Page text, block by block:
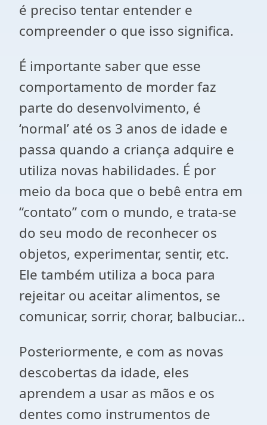
é preciso tentar entender e
compreender o que isso significa.
É importante saber que esse
comportamento de morder faz
parte do desenvolvimento, é
‘normal’ até os 3 anos de idade e
passa quando a criança adquire e
utiliza novas habilidades. É por
meio da boca que o bebê entra em
“contato” com o mundo, e trata-se
do seu modo de reconhecer os
objetos, experimentar, sentir, etc.
Ele também utiliza a boca para
rejeitar ou aceitar alimentos, se
comunicar, sorrir, chorar, balbuciar...
Posteriormente, e com as novas
descobertas da idade, eles
aprendem a usar as mãos e os
dentes como instrumentos de